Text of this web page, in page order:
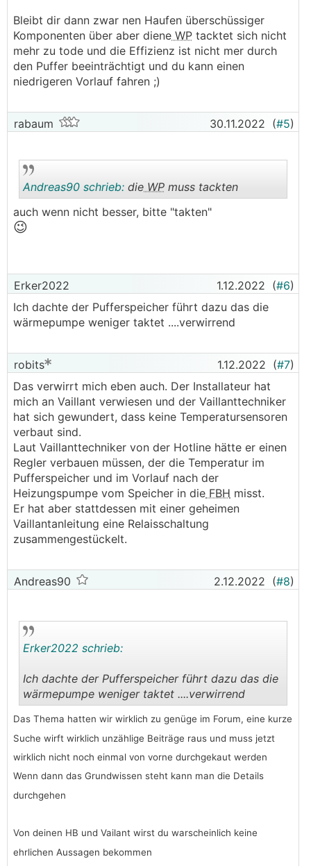
Bleibt dir dann zwar nen Haufen überschüssiger
Komponenten über aber diene WP tacktet sich nicht
mehr zu tode und die Effizienz ist nicht mer durch
den Puffer beeinträchtigt und du kann einen
niedrigeren Vorlauf fahren ;)
rabaum 30.11.2022 (#5)
Andreas90 schrieb: die WP muss tackten
auch wenn nicht besser, bitte "takten"
😉
Erker2022 1.12.2022 (#6)
Ich dachte der Pufferspeicher führt dazu das die
wärmepumpe weniger taktet ....verwirrend
robits 1.12.2022 (#7)
Das verwirrt mich eben auch. Der Installateur hat
mich an Vaillant verwiesen und der Vaillanttechniker
hat sich gewundert, dass keine Temperatursensoren
verbaut sind.
Laut Vaillanttechniker von der Hotline hätte er einen
Regler verbauen müssen, der die Temperatur im
Pufferspeicher und im Vorlauf nach der
Heizungspumpe vom Speicher in die FBH misst.
Er hat aber stattdessen mit einer geheimen
Vaillantanleitung eine Relaisschaltung
zusammengestückelt.
Andreas90 2.12.2022 (#8)
..
Erker2022 schrieb:
Ich dachte der Pufferspeicher führt dazu das die
wärmepumpe weniger taktet ....verwirrend
Das Thema hatten wir wirklich zu genüge im Forum, eine kurze
Suche wirft wirklich unzählige Beiträge raus und muss jetzt
wirklich nicht noch einmal von vorne durchgekaut werden
Wenn dann das Grundwissen steht kann man die Details
durchgehen
Von deinen HB und Vailant wirst du warscheinlich keine
ehrlichen Aussagen bekommen